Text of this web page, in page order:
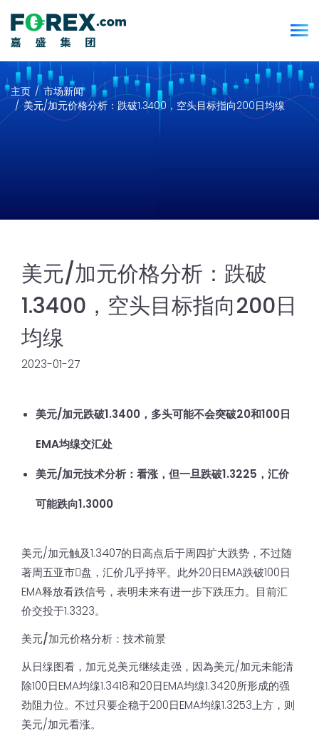
主页
市场新闻
美元/加元价格分析：跌破1.3400，空头目标指向200日均缐
美元/加元价格分析：跌破
1.3400，空头目标指向200日
均缐
2023-01-27
美元/加元跌破1.3400，多头可能不会突破20和100日
EMA均缐交汇处
美元/加元技术分析：看涨，但一旦跌破1.3225，汇价
可能跌向1.3000
美元/加元触及1.3407的日高点后于周四扩大跌势，不过随
著周五亚市𫔭盘，汇价几乎持平。此外20日EMA跌破100日
EMA释放看跌信号，表明未来有进一步下跌压力。目前汇
价交投于1.3323。
美元/加元价格分析：技术前景
从日缐图看，加元兑美元继续走强，因為美元/加元未能清
除100日EMA均缐1.3418和20日EMA均缐1.3420所形成的强
劲阻力位。不过只要企稳于200日EMA均缐1.3253上方，则
美元/加元看涨。